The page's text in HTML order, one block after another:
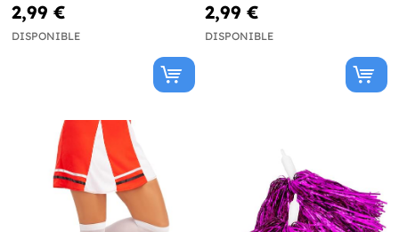
2,99 €
DISPONIBLE
2,99 €
DISPONIBLE